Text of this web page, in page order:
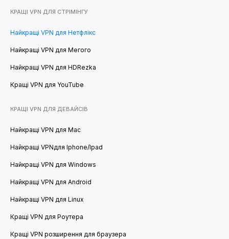
КРАЩІ VPN ДЛЯ СТРІМІНГУ
Найкращі VPN для Нетфлікс
Найкращі VPN для Мегого
Найкращі VPN для HDRezka
Кращі VPN для YouTube
КРАЩІ VPN ДЛЯ ДЕВАЙСІВ
Найкращі VPN для Mac
Найкращі VPNдля Iphone/Ipad
Найкращі VPN для Windows
Найкращі VPN для Android
Найкращі VPN для Linux
Кращі VPN для Роутера
Кращі VPN розширення для браузера